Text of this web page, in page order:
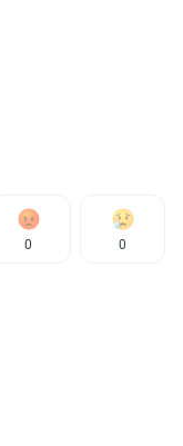
0 0